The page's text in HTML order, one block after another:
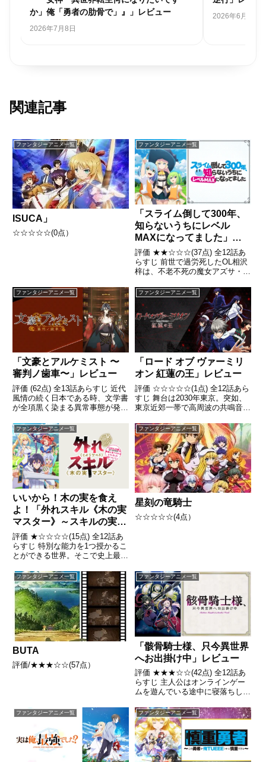
か」俺「勇者の肋骨で」』」レビュー
2026年7月8日
2026年6月21日
関連記事
ファンタジーアニメ一覧
ISUCA」
☆☆☆☆☆(0点）
ファンタジーアニメ一覧
「スライム倒して300年、
知らないうちにレベル
MAXになってました」レ
ビュー
評価 ★★☆☆☆(37点) 全12話あ
らすじ 前世で過労死したOL相沢
梓は、不老不死の魔女アズサ・ア
引用- Wikipedia
ファンタジーアニメ一覧
「文豪とアルケミスト 〜
審判ノ歯車〜」レビュー
評価 (62点) 全13話あらすじ 近代
風情の続く日本である時、文学書
が全項黒く染まる異常事態が発生
からなかったかのように人々の記
憶からも消えていった。引用-
Wikipedia
ファンタジーアニメ一覧
「ロード オブ ヴァーミリ
オン 紅蓮の王」レビュー
評価 ☆☆☆☆☆(1点) 全12話あら
すじ 舞台は2030年東京。突如、
東京近郊一帯で高周波の共鳴音が
まれる。そして、その音を聞いた
ものは、動物、人問わず、意識を
失ってしまう。引用- Wikipedia
ファンタジーアニメ一覧
いいから！木の実を食え
よ！「外れスキル《木の実
マスター》～スキルの実
（食べたら死ぬ）を無限に
食べられるようになった件
について～」アニメレビュ
ー
評価 ★☆☆☆☆(15点) 全12話あ
らすじ 特別な能力を1つ授かるこ
とができる世界。そこで史上最高
手に入れたのは、戦闘能力皆無、
木の実栽培に特化した外れスキル
《木の実マスター》だった……引
用- Wikiped...
ファンタジーアニメ一覧
星刻の竜騎士
☆☆☆☆☆(4点）
ファンタジーアニメ一覧
BUTA
評価/★★★☆☆(57点）
ファンタジーアニメ一覧
「骸骨騎士様、只今異世界
へお出掛け中」レビュー
評価 ★★★☆☆(42点) 全12話あ
らすじ 主人公はオンラインゲー
ムを遊んでいる途中に寝落ちして
ういうわけかそのオンラインゲー
ムの世界に、自身のゲームキャラ
クターであるアークの姿と能力で
転移した引用- Wik...
ファンタジーアニメ一覧 ファンタジーアニメ一覧